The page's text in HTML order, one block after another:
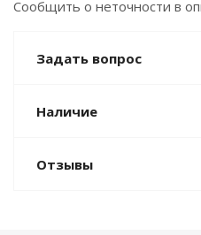
Сообщить о неточности в
Задать вопрос
Наличие
Отзывы